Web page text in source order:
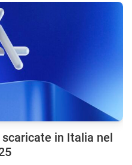
in Italia nel